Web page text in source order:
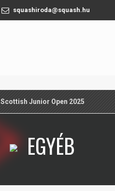
squashiroda@squash.hu
Scottish Junior Open 2025
EGYÉB